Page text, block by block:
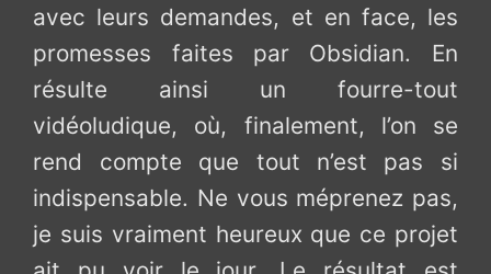
avec leurs demandes, et en face, les
promesses faites par Obsidian. En
résulte ainsi un fourre-tout
vidéoludique, où, finalement, l’on se
rend compte que tout n’est pas si
indispensable. Ne vous méprenez pas,
je suis vraiment heureux que ce projet